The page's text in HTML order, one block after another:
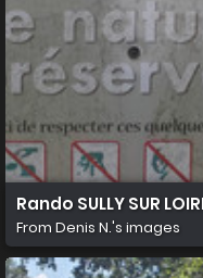
Rando SULLY SUR
From Denis N.'s images